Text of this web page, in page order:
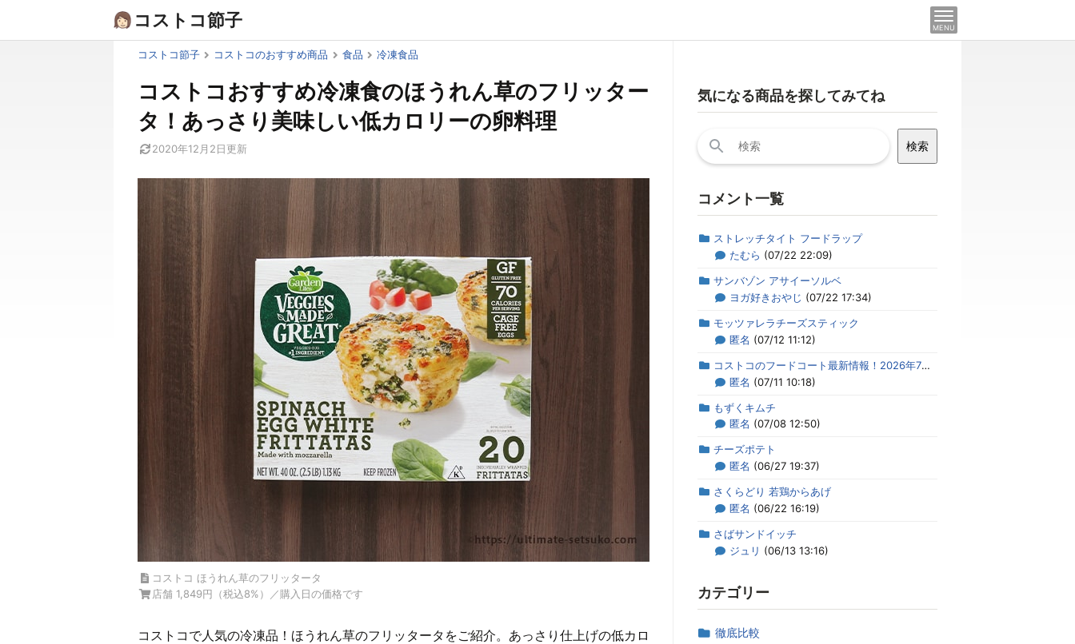
コストコ節子 MENU
コストコ節子 コストコのおすすめ商品 食品 冷凍食品
コストコおすすめ冷凍食のほうれん草のフリッター
タ！あっさり美味しい低カロリーの卵料理
2020年12月2日更新
コストコ ほうれん草のフリッタータ
店舗 1,849円（税込8%）／購入日の価格です
コストコで人気の冷凍品！ほうれん草のフリッタータをご紹介。あっさり仕上げの低カロ
気になる商品を探してみてね
索:
コメント一覧
ストレッチタイト フードラップ
たむら (07/22 22:09)
サンバゾン アサイーソルベ
ヨガ好きおやじ (07/22 17:34)
モッツァレラチーズスティック
匿名 (07/12 11:12)
コストコのフードコート最新情報！2026年7月のメニューまとめ
匿名 (07/11 10:18)
もずくキムチ
匿名 (07/08 12:50)
チーズポテト
匿名 (06/27 19:37)
さくらどり 若鶏からあげ
匿名 (06/22 16:19)
さばサンドイッチ
ジュリ (06/13 13:16)
カテゴリー
徹底比較